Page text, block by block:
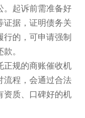
。起诉前需准备好
证据，证明债务关
的，可申请强制
。
正规的商账催收机
流程，会通过合法
资质、口碑好的机